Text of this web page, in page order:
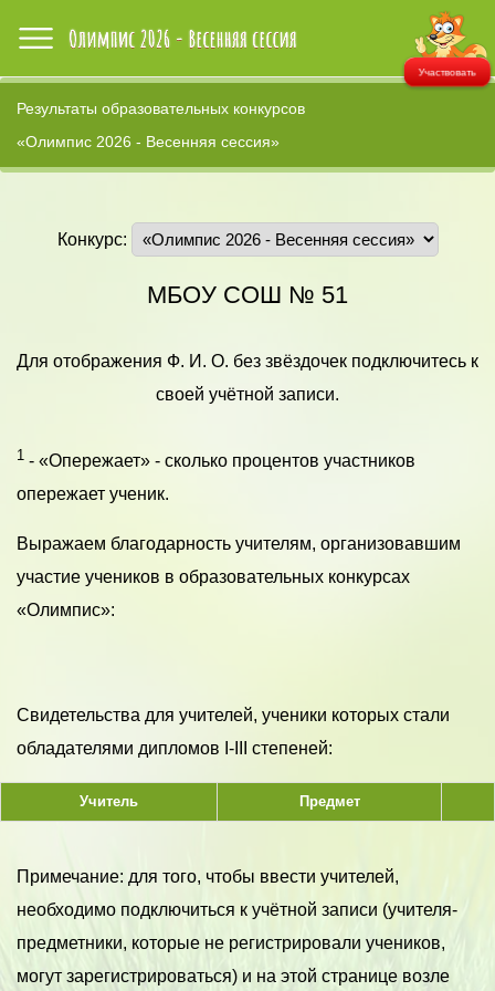
Участвовать
Результаты образовательных конкурсов
«Олимпис 2026 - Весенняя сессия»
Конкурс:
МБОУ СОШ № 51
Для отображения Ф. И. О. без звёздочек подключитесь к
своей учётной записи.
1 - «Опережает» - сколько процентов участников
опережает ученик.
Выражаем благодарность учителям, организовавшим
участие учеников в образовательных конкурсах
«Олимпис»:
Свидетельства для учителей, ученики которых стали
обладателями дипломов I-III степеней:
Учитель Предмет
Примечание: для того, чтобы ввести учителей,
необходимо подключиться к учётной записи (учителя-
предметники, которые не регистрировали учеников,
могут зарегистрироваться) и на этой странице возле